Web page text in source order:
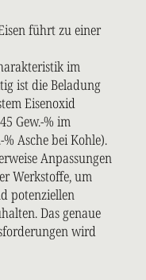
führt zu einer
im
ist die Beladung
Eisenoxid
Gew.-% im
Asche bei Kohle).
Anpassungen
Werkstoffe, um
potenziellen
Das genaue
wird